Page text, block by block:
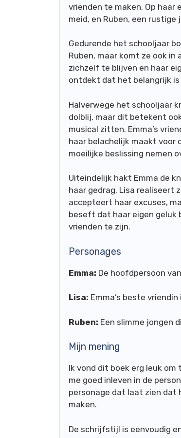
vrienden te maken. Op haar
meid, en Ruben, een rustige
Gedurende het schooljaar
Ruben, maar komt ze ook
zichzelf te blijven en haar
ontdekt dat het belangrijk
Halverwege het schooljaar
dolblij, maar dit betekent
musical zitten. Emma’s
haar belachelijk maakt voor
moeilijke beslissing nemen
Uiteindelijk hakt Emma de
haar gedrag. Lisa realiseert
accepteert haar excuses,
beseft dat haar eigen geluk
vrienden te zijn.
Personages
Emma: De hoofdpersoon
Lisa: Emma’s beste
Ruben: Een slimme jongen
Mijn mening
Ik vond dit boek erg leuk om
me goed inleven in de
personage dat laat zien dat
maken.
De schrijfstijl is eenvoudig